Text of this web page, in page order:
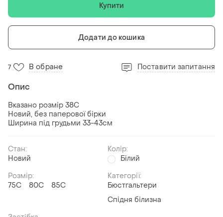
Купити
Додати до кошика
7 В обране Поставити запитання
Опис
Вказано розмір 38С
Новий, без паперової бірки
Ширина під грудьми 33-43см
Стан:
Новий
Колір:
Білий
Розмір:
75C
80C 85C
Категорії:
Бюстгальтери
Спідня білизна